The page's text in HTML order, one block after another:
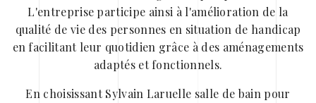
L'entreprise participe ainsi à l'amélioration de la
qualité de vie des personnes en situation de handicap
en facilitant leur quotidien grâce à des aménagements
adaptés et fonctionnels.
En choisissant Sylvain Laruelle salle de bain pour